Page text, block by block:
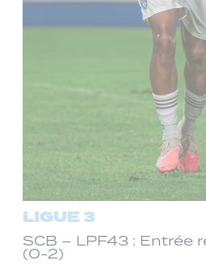
LIGUE 3
SCB – LPF43 : Entrée
(0-2)